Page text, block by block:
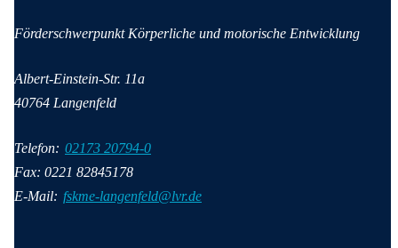
Förderschwerpunkt Körperliche und motorische Entwicklung
Albert-Einstein-Str. 11a
40764 Langenfeld
Telefon: 02173 20794-0
Fax: 0221 82845178
E-Mail: fskme-langenfeld@lvr.de